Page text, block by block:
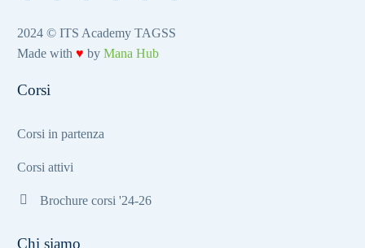
2024 © ITS Academy TAGSS
Made with ♥ by Mana Hub
Corsi
Corsi in partenza
Corsi attivi
Brochure corsi '24-26
Chi siamo